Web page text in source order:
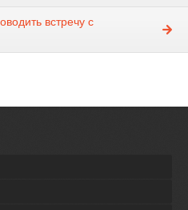
встречу с